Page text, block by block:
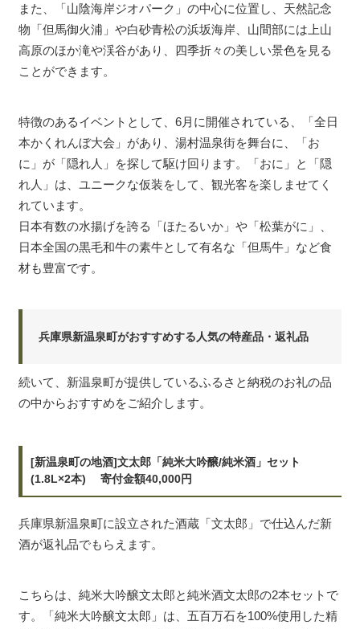
また、「山陰海岸ジオパーク」の中心に位置し、天然記念
物「但馬御火浦」や白砂青松の浜坂海岸、山間部には上山
高原のほか滝や渓谷があり、四季折々の美しい景色を見る
ことができます。
特徴のあるイベントとして、6月に開催されている、「全日
本かくれんぼ大会」があり、湯村温泉街を舞台に、「お
に」が「隠れ人」を探して駆け回ります。「おに」と「隠
れ人」は、ユニークな仮装をして、観光客を楽しませてく
れています。
日本有数の水揚げを誇る「ほたるいか」や「松葉がに」、
日本全国の黒毛和牛の素牛として有名な「但馬牛」など食
材も豊富です。
兵庫県新温泉町がおすすめする人気の特産品・返礼品
続いて、新温泉町が提供しているふるさと納税のお礼の品
の中からおすすめをご紹介します。
[新温泉町の地酒]文太郎「純米大吟醸/純米酒」セット
(1.8L×2本) 寄付金額40,000円
兵庫県新温泉町に設立された酒蔵「文太郎」で仕込んだ新
酒が返礼品でもらえます。
こちらは、純米大吟醸文太郎と純米酒文太郎の2本セットで
す。「純米大吟醸文太郎」は、五百万石を100%使用した精